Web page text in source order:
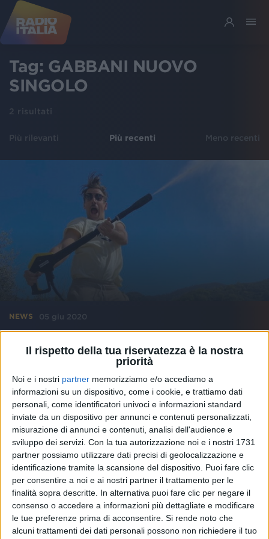
Il rispetto della tua riservatezza è la nostra
priorità
Noi e i nostri partner memorizziamo e/o accediamo a
informazioni su un dispositivo, come i cookie, e trattiamo dati
personali, come identificatori univoci e informazioni standard
inviate da un dispositivo per annunci e contenuti personalizzati,
misurazione di annunci e contenuti, analisi dell'audience e
sviluppo dei servizi. Con la tua autorizzazione noi e i nostri 1731
partner possiamo utilizzare dati precisi di geolocalizzazione e
identificazione tramite la scansione del dispositivo. Puoi fare clic
per consentire a noi e ai nostri partner il trattamento per le
finalità sopra descritte. In alternativa puoi fare clic per negare il
consenso o accedere a informazioni più dettagliate e modificare
le tue preferenze prima di acconsentire. Si rende noto che
alcuni trattamenti dei dati personali possono non richiedere il tuo
Tag: GABBANI NUOVO
SINGOLO
2 risultati
Più rilevanti Più recenti Meno recenti
NEWS 05 giu 2020
“Il video? Problemi di ciuffo!”
L'artista svela anche che fine ha fatto la scimmia di
Occidentali's Karma